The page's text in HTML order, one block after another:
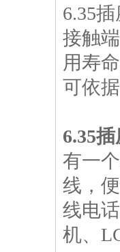
6.35
接触
用寿命
可依
6.35
有一
线，
线电
机、